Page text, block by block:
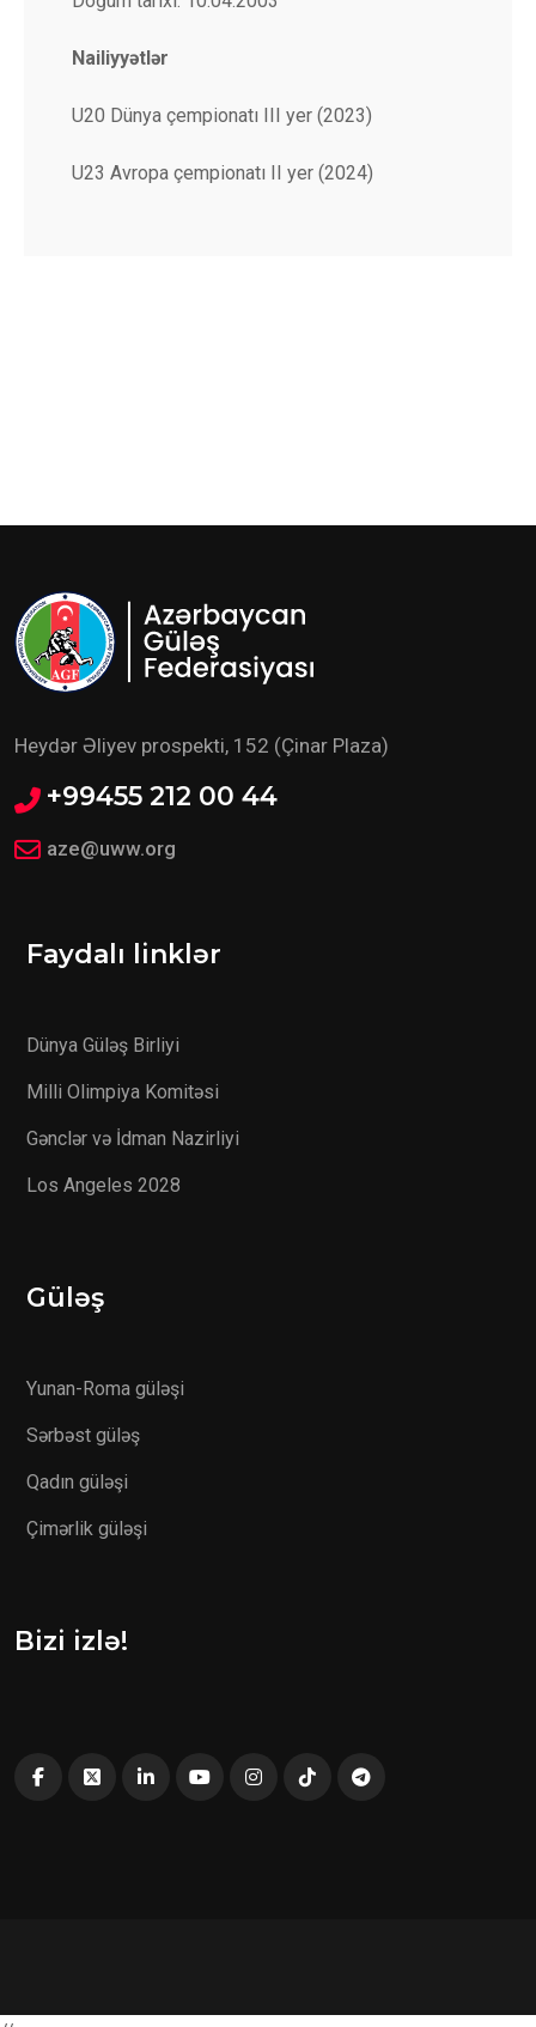
Nailiyyətlər
U20 Dünya çempionatı III yer (2023)
U23 Avropa çempionatı II yer (2024)
Heydər Əliyev prospekti, 152 (Çinar Plaza)
+99455 212 00 44
aze@uww.org
Faydalı linklər
Dünya Güləş Birliyi
Milli Olimpiya Komitəsi
Gənclər və İdman Nazirliyi
Los Angeles 2028
Güləş
Yunan-Roma güləşi
Sərbəst güləş
Qadın güləşi
Çimərlik güləşi
Bizi izlə!